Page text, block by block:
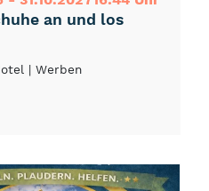
an und los
| Werben